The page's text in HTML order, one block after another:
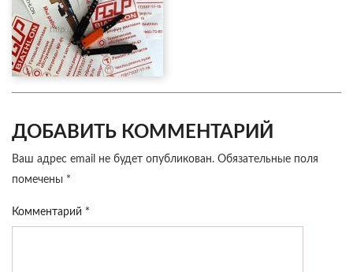
ДОБАВИТЬ КОММЕНТАРИЙ
Ваш адрес email не будет опубликован. Обязательные поля
помечены *
Комментарий *